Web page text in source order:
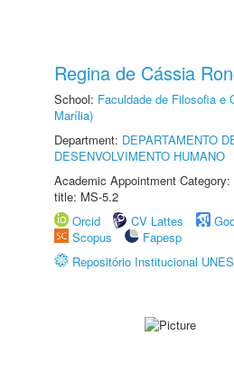
Regina de Cássia
School: Faculdade de Filosofia e
Marília)
Department: DEPARTAMENTO
DESENVOLVIMENTO HUMANO
Academic Appointment
title: MS-5.2
Orcid
CV Lattes
Scopus
Fapesp
Repositório Institucional